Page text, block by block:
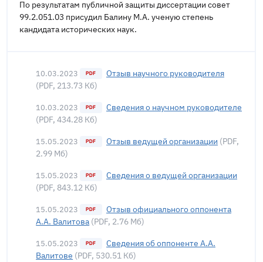
По результатам публичной защиты диссертации совет
99.2.051.03 присудил Балину М.А. ученую степень
кандидата исторических наук.
10.03.2023
Отзыв научного руководителя
(PDF, 213.73 Кб)
10.03.2023
Сведения о научном руководителе
(PDF, 434.28 Кб)
15.05.2023 Отзыв ведущей организации (PDF,
2.99 Мб)
15.05.2023
Сведения о ведущей организации
(PDF, 843.12 Кб)
15.05.2023
Отзыв официального оппонента
А.А. Валитова (PDF, 2.76 Мб)
15.05.2023
Сведения об оппоненте А.А.
Валитове (PDF, 530.51 Кб)